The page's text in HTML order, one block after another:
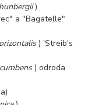
)
a "Bagatelle"
) 'Streib's
) odroda